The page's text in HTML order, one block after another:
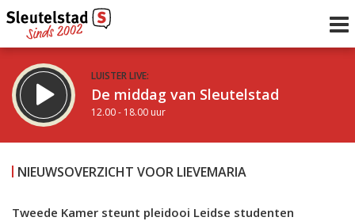
LUISTER LIVE:
De middag van Sleutelstad
12.00 - 18.00 uur
De avond van Sleutelstad
NIEUWSOVERZICHT VOOR LIEVEMARIA
Tweede Kamer steunt pleidooi Leidse studenten